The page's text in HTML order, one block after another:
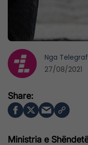
Ministria e
Nga
27/08/2021